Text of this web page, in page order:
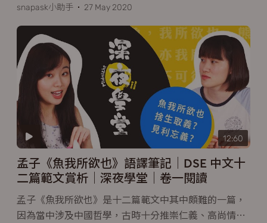
snapask小助手 27 May 2020
12:60
孟子《魚我所欲也》語譯筆記｜DSE 中文十
二篇範文賞析｜深夜學堂｜卷一閱讀
孟子《魚我所欲也》是十二篇範文中其中頗難的一篇，
因為當中涉及中國哲學，古時十分推崇仁義、高尚情…